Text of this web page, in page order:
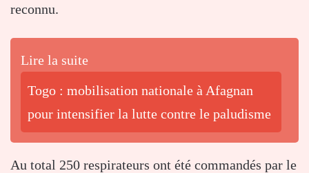
reconnu.
Lire la suite
Togo : mobilisation nationale à Afagnan
pour intensifier la lutte contre le paludisme
Au total 250 respirateurs ont été commandés par le